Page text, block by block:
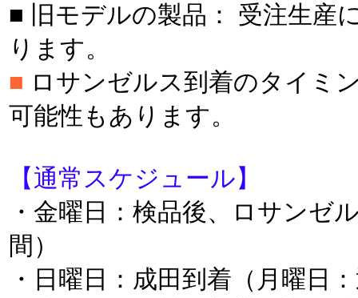
■ 旧モデルの製品： 受注生産
ります。
■ ロサンゼルス到着のタイミ
可能性もあります。
【通常スケジュール】
・金曜日：検品後、ロサンゼ
間）
・日曜日：成田到着（月曜日